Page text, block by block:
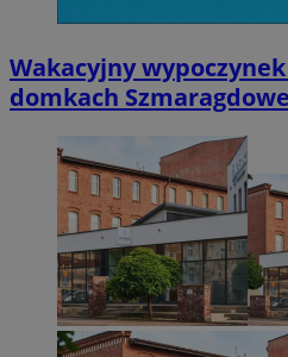
Wakacyjny
domkach